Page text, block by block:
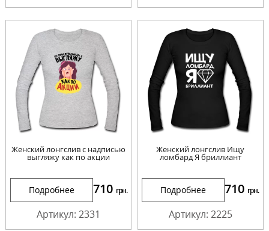
Женский лонгслив с надписью
выгляжу как по акции
Подробнее 710 грн.
Артикул: 2331
Женский лонгслив Ищу
ломбард Я бриллиант
Подробнее 710 грн.
Артикул: 2225